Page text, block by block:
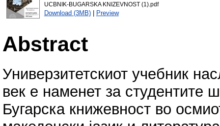
UCBNIK-BUGARSKA KNIZEVNOST (1).pdf
Download (3MB)| Preview
Abstract
Универзитетскиот учебник
век е наменет за студентите
Бугарска книжевност во